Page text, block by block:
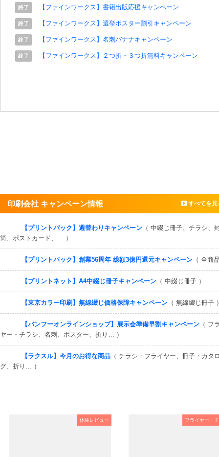
終了 【ファインワークス】書籍出版応援キャンペーン
終了 【ファインワークス】選挙ポスター割引キャンペーン
終了 【ファインワークス】名刺バナナキャンペーン
終了 【ファインワークス】２つ折・３つ折無料キャンペーン
印刷会社 キャンペーン情報 すべてを見
【プリントパック】週替わりキャンペーン （ 中綴じ冊子、チラシ、
筒、ポストカード、… ）
【プリントパック】創業56周年 総額3億円還元キャンペーン （ 全商
【プリントネット】A4中綴じ冊子キャンペーン （ 中綴じ冊子 ）
【東京カラー印刷】無線綴じ価格保障キャンペーン （ 無線綴じ冊子
【バンフーオンラインショップ】展示会準備早割キャンペーン （ フ
ヤー・チラシ、名刺、ポスター、折り… ）
【ラクスル】今月のお得な商品 （ チラシ・フライヤー、冊子・カタ
グ、折り… ）
体験レビュー フライヤー・